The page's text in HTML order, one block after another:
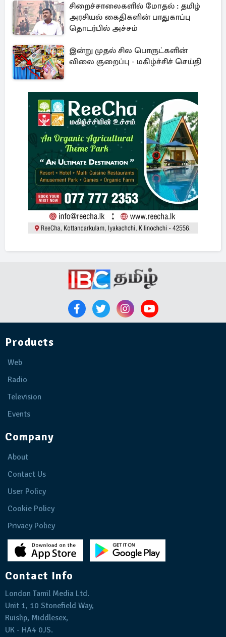
சிறைச்சாலைகளில் மோதல் : தமிழ்
அரசியல் கைதிகளின் பாதுகாப்பு
தொடர்பில் அச்சம்
இன்று முதல் சில பொருட்களின்
விலை குறைப்பு - மகிழ்ச்சிச் செய்தி
Products
Web
Radio
Television
Events
Company
About
Contact Us
User Policy
Cookie Policy
Privacy Policy
Contact Info
London Tamil Media Ltd.
Unit 1, 10 Stonefield Way,
Ruislip, Middlesex,
UK - HA4 0JS.